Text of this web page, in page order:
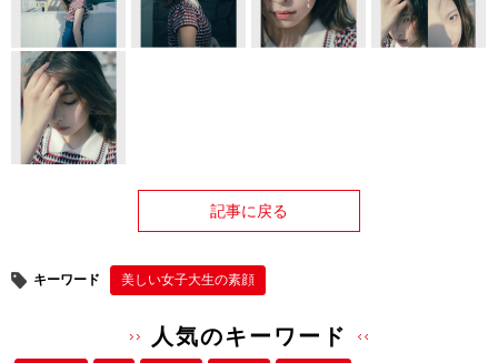
記事に戻る
キーワード 美しい女子大生の素顔
人気のキーワード